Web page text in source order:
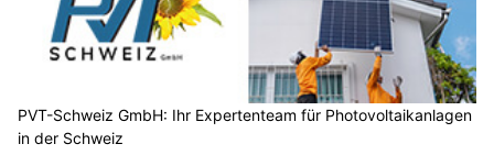
PVT-Schweiz GmbH: Ihr Expertenteam für Photovoltaikanlagen
in der Schweiz